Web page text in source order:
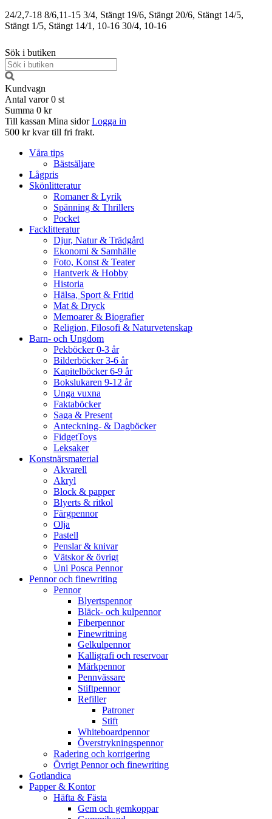
24/2,7-18 8/6,11-15 3/4, Stängt 19/6, Stängt 20/6, Stängt 14/5,
Stängt 1/5, Stängt 14/1, 10-16 30/4, 10-16
Sök i butiken
Kundvagn
Antal varor 0 st
Summa 0 kr
Till kassan Mina sidor Logga in
500 kr kvar till fri frakt.
Våra tips
Bästsäljare
Lågpris
Skönlitteratur
Romaner & Lyrik
Spänning & Thrillers
Pocket
Facklitteratur
Djur, Natur & Trädgård
Ekonomi & Samhälle
Foto, Konst & Teater
Hantverk & Hobby
Historia
Hälsa, Sport & Fritid
Mat & Dryck
Memoarer & Biografier
Religion, Filosofi & Naturvetenskap
Barn- och Ungdom
Pekböcker 0-3 år
Bilderböcker 3-6 år
Kapitelböcker 6-9 år
Bokslukaren 9-12 år
Unga vuxna
Faktaböcker
Saga & Present
Anteckning- & Dagböcker
FidgetToys
Leksaker
Konstnärsmaterial
Akvarell
Akryl
Block & papper
Blyerts & ritkol
Färgpennor
Olja
Pastell
Penslar & knivar
Vätskor & övrigt
Uni Posca Pennor
Pennor och finewriting
Pennor
Blyertspennor
Bläck- och kulpennor
Fiberpennor
Finewritning
Gelkulpennor
Kalligrafi och reservoar
Märkpennor
Pennvässare
Stiftpennor
Refiller
Patroner
Stift
Whiteboardpennor
Överstrykningspennor
Radering och korrigering
Övrigt Pennor och finewriting
Gotlandica
Papper & Kontor
Häfta & Fästa
Gem och gemkoppar